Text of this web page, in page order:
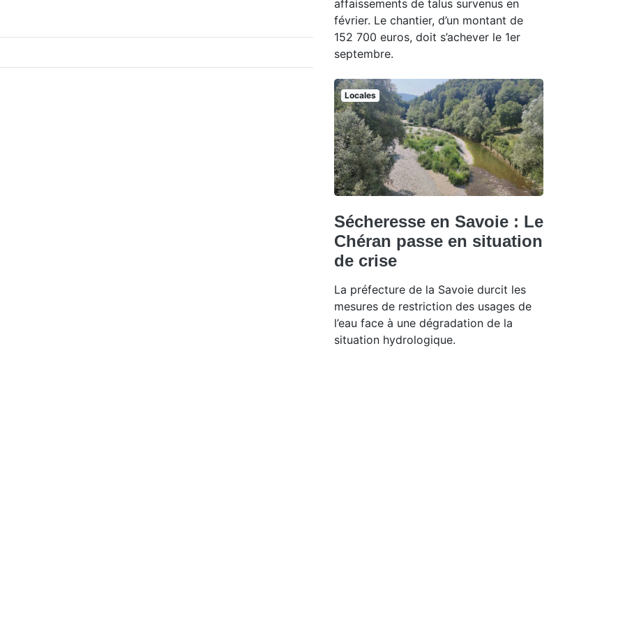
affaissements de talus survenus en
février. Le chantier, d’un montant de
152 700 euros, doit s’achever le 1er
septembre.
Locales
Sécheresse en Savoie : Le
Chéran passe en situation
de crise
La préfecture de la Savoie durcit les
mesures de restriction des usages de
l’eau face à une dégradation de la
situation hydrologique.